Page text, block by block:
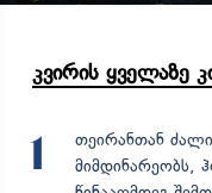
კვირის ყველაზე
1
თეირანთან
მიმდინარეობს,